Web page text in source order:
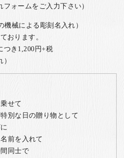
ォームをご入力下さい）
械による彫刻名入れ）
おります。
つき1,200円+税
せて
別な日の贈り物として
前を入れて
同士で